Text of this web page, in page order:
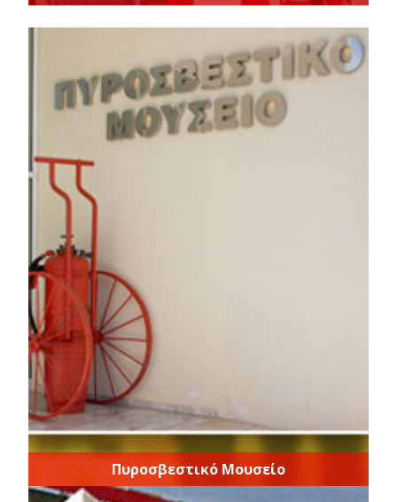
Πυροσβεστικό Μουσείο